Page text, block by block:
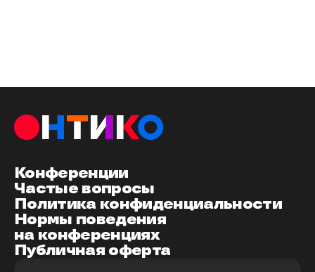
Конференции
Частые вопросы
Политика конфиденциальности
Нормы поведения
на конференциях
Публичная оферта